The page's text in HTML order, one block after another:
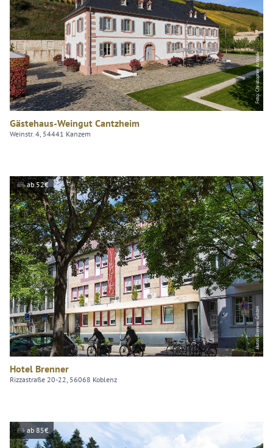
Foto: Christopher Arnoldi
Gästehaus-Weingut Cantzheim
Weinstr. 4, 54441 Kanzem
Hotel Brenner GmbH
ab 52€
Hotel Brenner
Rizzastraße 20-22, 56068 Koblenz
ab 85€